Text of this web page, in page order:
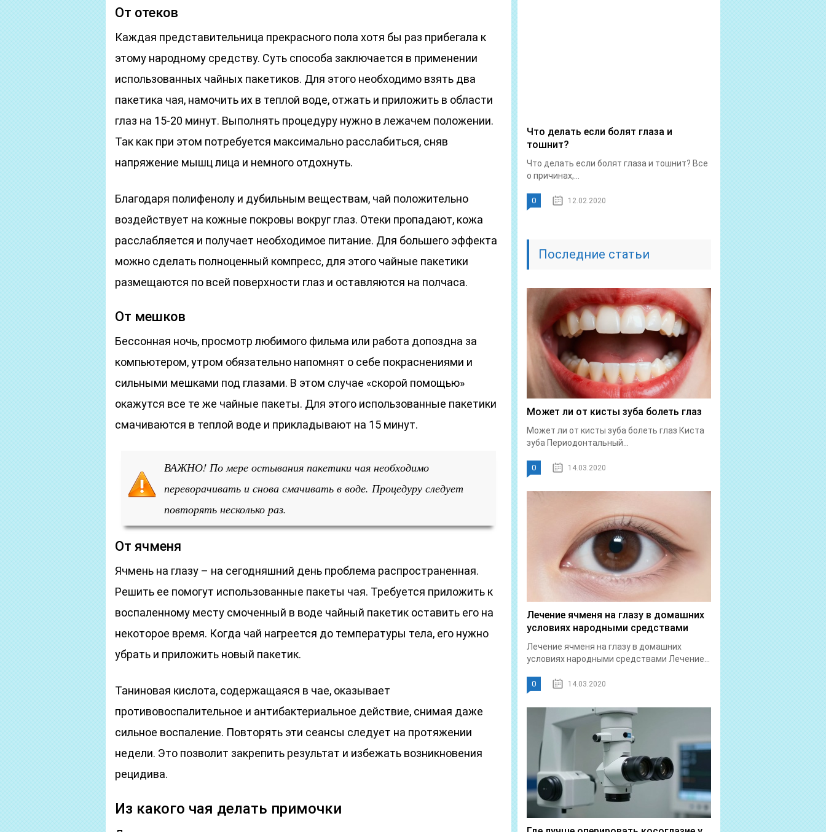
От отеков
Каждая представительница прекрасного пола хотя бы раз прибегала к
этому народному средству. Суть способа заключается в применении
использованных чайных пакетиков. Для этого необходимо взять два
пакетика чая, намочить их в теплой воде, отжать и приложить в области
глаз на 15-20 минут. Выполнять процедуру нужно в лежачем положении.
Так как при этом потребуется максимально расслабиться, сняв
напряжение мышц лица и немного отдохнуть.
Благодаря полифенолу и дубильным веществам, чай положительно
воздействует на кожные покровы вокруг глаз. Отеки пропадают, кожа
расслабляется и получает необходимое питание. Для большего эффекта
можно сделать полноценный компресс, для этого чайные пакетики
размещаются по всей поверхности глаз и оставляются на полчаса.
От мешков
Бессонная ночь, просмотр любимого фильма или работа допоздна за
компьютером, утром обязательно напомнят о себе покраснениями и
сильными мешками под глазами. В этом случае «скорой помощью»
окажутся все те же чайные пакеты. Для этого использованные пакетики
смачиваются в теплой воде и прикладывают на 15 минут.
ВАЖНО! По мере остывания пакетики чая необходимо
переворачивать и снова смачивать в воде. Процедуру следует
повторять несколько раз.
От ячменя
Ячмень на глазу – на сегодняшний день проблема распространенная.
Решить ее помогут использованные пакеты чая. Требуется приложить к
воспаленному месту смоченный в воде чайный пакетик оставить его на
некоторое время. Когда чай нагреется до температуры тела, его нужно
убрать и приложить новый пакетик.
Таниновая кислота, содержащаяся в чае, оказывает
противовоспалительное и антибактериальное действие, снимая даже
сильное воспаление. Повторять эти сеансы следует на протяжении
недели. Это позволит закрепить результат и избежать возникновения
рецидива.
Из какого чая делать примочки
Что делать если болят глаза и
тошнит?
Что делать если болят глаза и тошнит? Все
о причинах,...
0 12.02.2020
Последние статьи
Может ли от кисты зуба болеть глаз
Может ли от кисты зуба болеть глаз Киста
зуба Периодонтальный...
0 14.03.2020
Лечение ячменя на глазу в домашних
условиях народными средствами
Лечение ячменя на глазу в домашних
условиях народными средствами Лечение...
0 14.03.2020